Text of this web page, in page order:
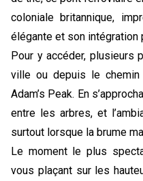
coloniale britannique,
élégante et son intégration
Pour y accéder, plusieurs
ville ou depuis le
Adam’s Peak. En
entre les arbres, et
surtout lorsque la brume
Le moment le plus
vous plaçant sur les